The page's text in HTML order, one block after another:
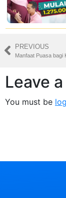
PREVIOUS
Leave
You must be